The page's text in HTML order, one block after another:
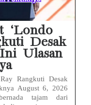
‘Londo
Desak
Ulasan
Rangkuti Desak
August 6, 2026
tajam dari